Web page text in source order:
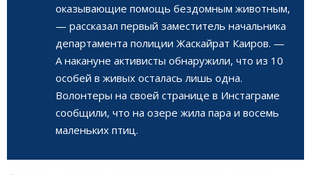
оказывающие помощь бездомным животным,
— рассказал первый заместитель начальника
департамента полиции Жаскайрат Каиров. —
А накануне активисты обнаружили, что из 10
особей в живых осталась лишь одна.
Волонтеры на своей странице в Инстаграме
сообщили, что на озере жила пара и восемь
маленьких птиц.